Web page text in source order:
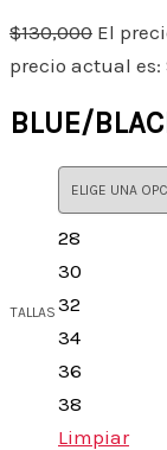
$130,000 El
precio actual es:
BLUE/
TALLAS
28
30
32
34
36
38
Limpiar